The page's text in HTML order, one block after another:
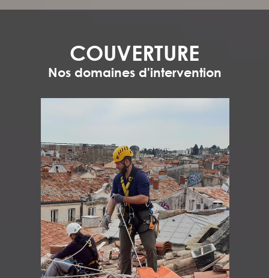
COUVERTURE
Nos domaines d'intervention